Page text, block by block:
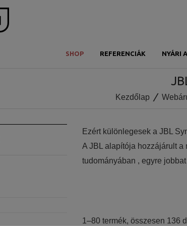
SHOP REFERENCIÁK NYÁRI
Kezdőlap
Ezért különlegesek a JBL
A JBL alapítója hozzájárult
tudományában , egyre
házimozi szobáihoz, és
lehető legfeljebb emeli, így
1–80 termék, összesen 136